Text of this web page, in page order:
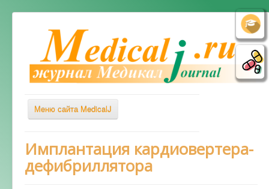
Меню сайта MedicalJ
Весь Медикал
Симптомы
Имплантация кардиовертера-
дефибриллятора